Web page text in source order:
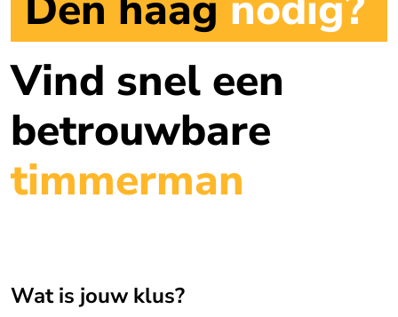
Vind snel een
betrouwbare
timmerman
Wat is jouw klus?